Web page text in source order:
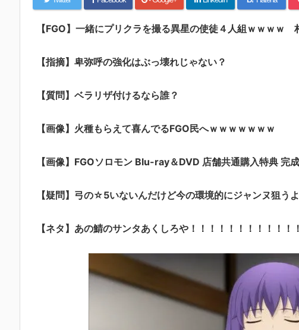
【FGO】一緒にプリクラを撮る異星の使徒４人組ｗｗｗｗ
【指摘】卑弥呼の強化はぶっ壊れじゃない？
【質問】ベラリザ付けるなら誰？
【画像】火種もらえて喜んでるFGO民へｗｗｗｗｗｗｗ
【画像】FGOソロモン Blu-ray＆DVD 店舗共通購入特
【疑問】弓の☆5いないんだけど今の環境的にジャンヌ狙う
【ネタ】あの鯖のサンタあくしろや！！！！！！！！！！！！